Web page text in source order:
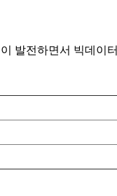
발전하면서 빅데이